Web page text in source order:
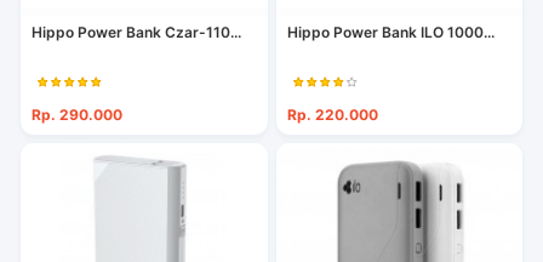
Hippo Power Bank Czar-110...
Rp. 290.000
Hippo Power Bank ILO 1000...
Rp. 220.000